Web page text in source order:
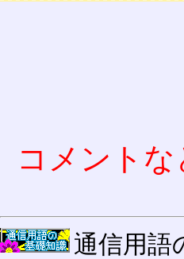
コメント
通信用語